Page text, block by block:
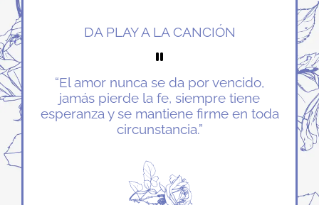
DA PLAY A LA CANCIÓN
“El amor nunca se da por vencido,
jamás pierde la fe, siempre tiene
esperanza y se mantiene firme en toda
circunstancia.”